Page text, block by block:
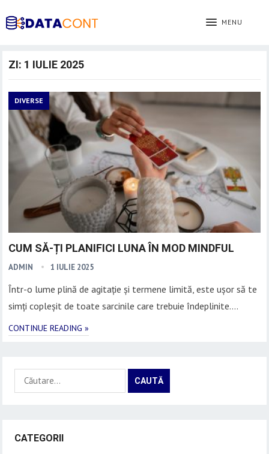
MENU
ZI: 1 IULIE 2025
DIVERSE
CUM SĂ-ȚI PLANIFICI LUNA ÎN MOD MINDFUL
ADMIN 1 IULIE 2025
Într-o lume plină de agitație și termene limită, este ușor să te
simți copleșit de toate sarcinile care trebuie îndeplinite….
CONTINUE READING »
Caută
după:
CATEGORII